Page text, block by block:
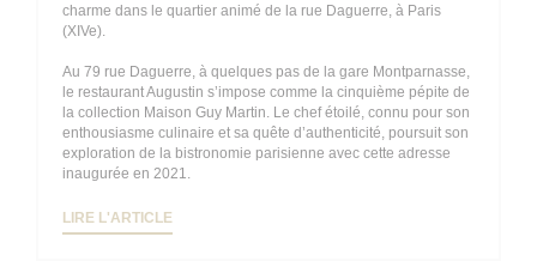
charme dans le quartier animé de la rue Daguerre, à Paris
(XIVe).
Au 79 rue Daguerre, à quelques pas de la gare Montparnasse,
le restaurant Augustin s’impose comme la cinquième pépite de
la collection Maison Guy Martin. Le chef étoilé, connu pour son
enthousiasme culinaire et sa quête d’authenticité, poursuit son
exploration de la bistronomie parisienne avec cette adresse
inaugurée en 2021.
LIRE L'ARTICLE